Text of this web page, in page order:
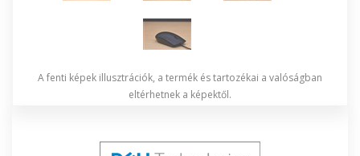
A fenti képek illusztrációk, a termék és tartozékai a valóságban
eltérhetnek a képektől.